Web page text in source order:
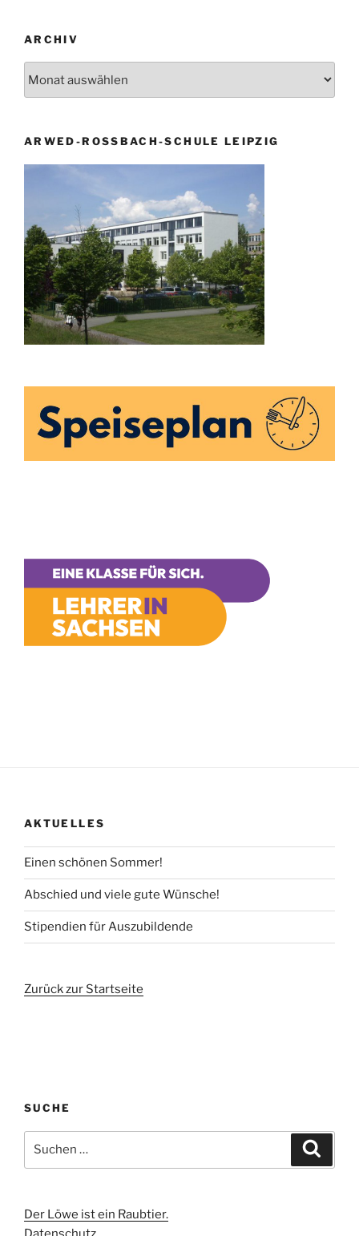
ARCHIV
ARWED-ROSSBACH-SCHULE LEIPZIG
AKTUELLES
Einen schönen Sommer!
Abschied und viele gute Wünsche!
Stipendien für Auszubildende
Zurück zur Startseite
SUCHE
nach:
Der Löwe ist ein Raubtier.